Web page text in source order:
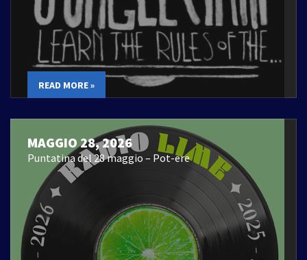
READ MORE »
MAGGIO 28, 2026
Puntatina del 28 maggio – Pot-ere